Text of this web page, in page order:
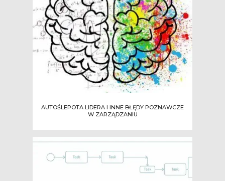
AUTOŚLEPOTA LIDERA I INNE BŁĘDY POZNAWCZE
W ZARZĄDZANIU